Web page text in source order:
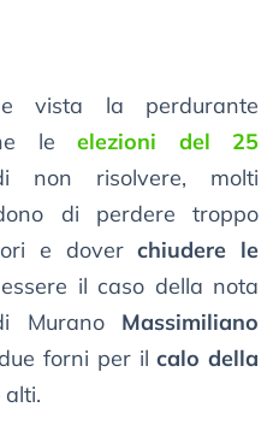
vista la perdurante
le elezioni del 25
non risolvere, molti
di perdere troppo
e doverchiudere le
il caso della nota
Murano Massimiliano
forni per ilcalo della